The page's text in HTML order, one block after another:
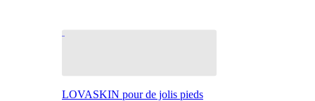
LOVASKIN pour de jolis pieds